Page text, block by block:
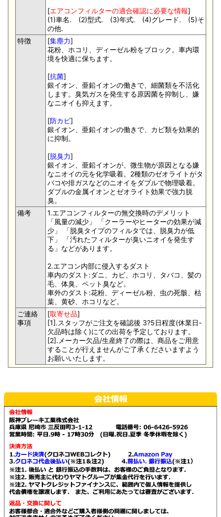
[エアコンフィルターの適合確認に必要な情報]
(1)車名. (2)型式. (3)年式. (4)グレード. (5)そ
の他.
特徴
[集塵力]
花粉、ホコリ、ディーゼル粉をブロック。車内環
境を快適に保ちます。
[抗菌]
銀イオン、亜鉛イオンの働きで、細菌類を不活化
します。臭気ガスを発生する原因菌を抑制し、嫌
なニオイも抑えます。
[防カビ]
銀イオン、亜鉛イオンの働きで、カビ類を効果的
に抑制。
[脱臭力]
銀イオン、亜鉛イオンが、微生物が原因となる嫌
なニオイの元を化学吸着。2種類のゼオライトがタ
バコや排ガスなどのニオイをダブルで物理吸着。
ダブルの金属イオンとゼオライト効果で強力脱
臭。
備考
1.エアコンフィルターの無交換時のデメリット
「風量の減少」 「クーラーやヒーターの効果が減
少」 「脱臭タイプのフィルタでは、脱臭力が低
下」 「汚れたフィルターが臭いニオイを発生す
る」などがあります。
2.エアコン内部に侵入するダスト
車内のダスト:ダニ、カビ、ホコリ、タバコ、髪の
毛、体臭、ペット臭など。
車外のダスト:花粉、ディーゼル粉、虫の死骸、枯
葉、黄砂、ホコリなど。
ご連絡
事項
[取寄せ品]
[1].スタッフがご注文を確認後 3?5日程度(休業日-
欠品時は除く)にての出荷を予定しております。
[2].メーカー欠品/生産終了の際は、商品をご用意
することが行えませんがご了承くださいますよう
お願いいたします。